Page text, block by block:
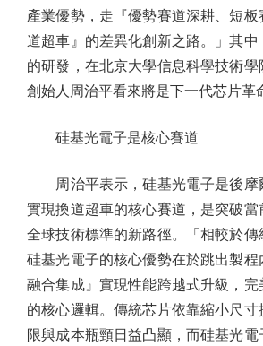
產業優勢，走『優勢賽道深耕、短板
道超車』的差異化創新之路。」其
的研發，在北京大學信息科學技術學
創始人周治平看來將是下一代芯片革
硅基光電子是核心賽道
周治平表示，硅基光電子是後摩
實現換道超車的核心賽道，是突破
全球技術標準的新路徑。「相較於傳
硅基光電子的核心優勢在於跳出製程
融合集成』實現性能跨越式升級，完
的核心邏輯。傳統芯片依靠縮小尺
限與成本瓶頸日益凸顯，而硅基光